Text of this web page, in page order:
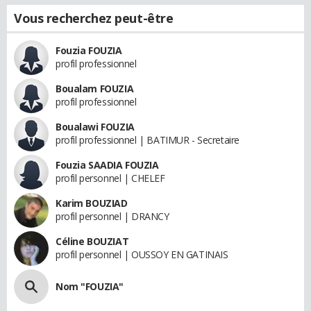
Vous recherchez peut-être
Fouzia FOUZIA
profil professionnel
Boualam FOUZIA
profil professionnel
Boualawi FOUZIA
profil professionnel | BATIMUR - Secretaire
Fouzia SAADIA FOUZIA
profil personnel | CHELEF
Karim BOUZIAD
profil personnel | DRANCY
Céline BOUZIAT
profil personnel | OUSSOY EN GATINAIS
Nom "FOUZIA"